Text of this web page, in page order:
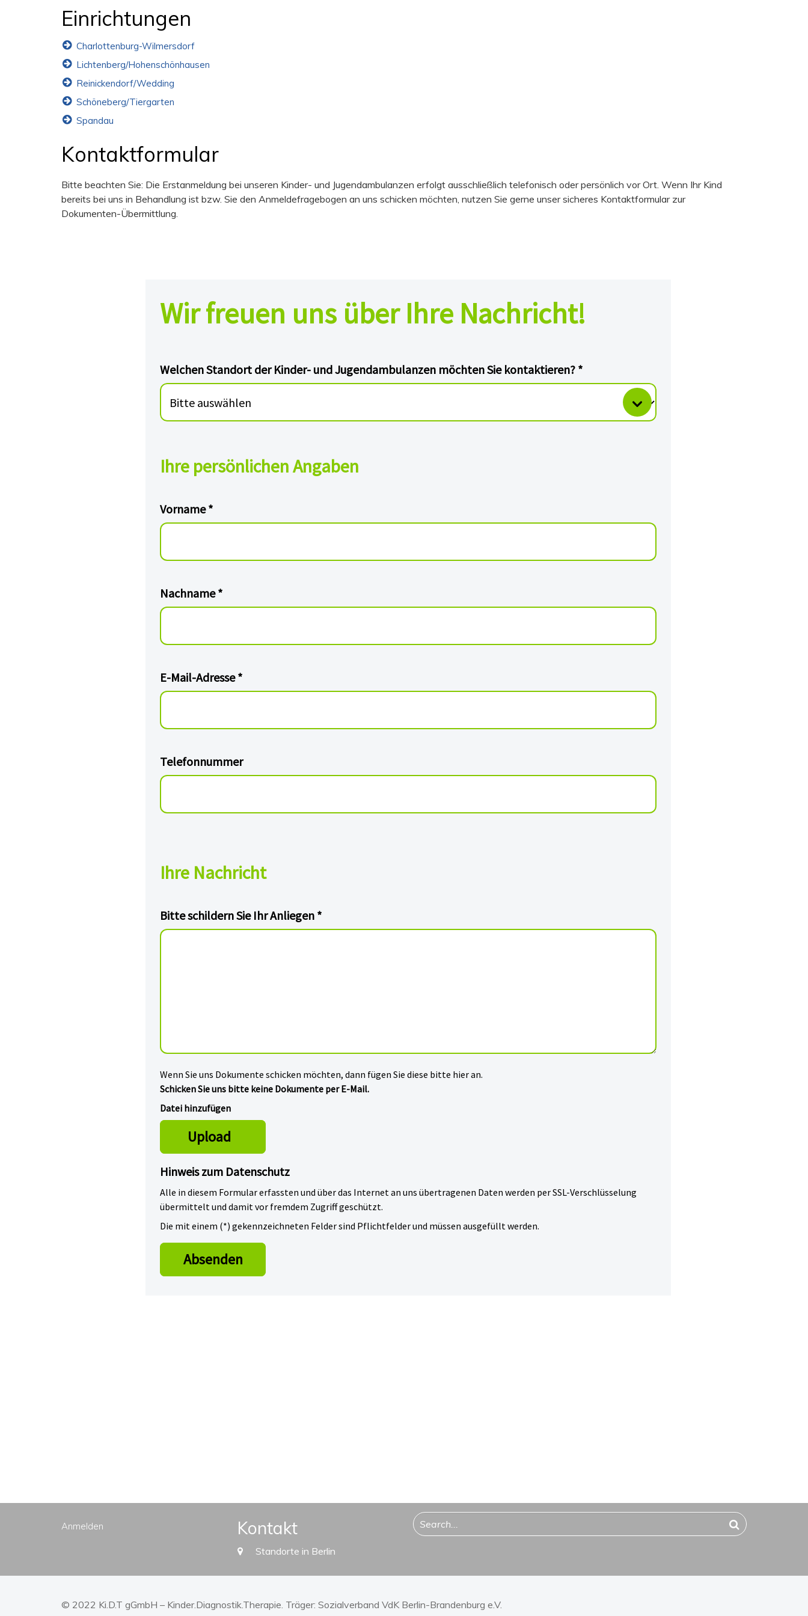
Einrichtungen
Charlottenburg-Wilmersdorf
Lichtenberg/Hohenschönhausen
Reinickendorf/Wedding
Schöneberg/Tiergarten
Spandau
Kontaktformular
Bitte beachten Sie: Die Erstanmeldung bei unseren Kinder- und Jugendambulanzen erfolgt ausschließlich telefonisch oder persönlich vor Ort. Wenn Ihr Kind
bereits bei uns in Behandlung ist bzw. Sie den Anmeldefragebogen an uns schicken möchten, nutzen Sie gerne unser sicheres Kontaktformular zur
Dokumenten-Übermittlung.
Anmelden Kontakt
Standorte in Berlin
© 2022 Ki.D.T gGmbH – Kinder.Diagnostik.Therapie. Träger: Sozialverband VdK Berlin-Brandenburg e.V.